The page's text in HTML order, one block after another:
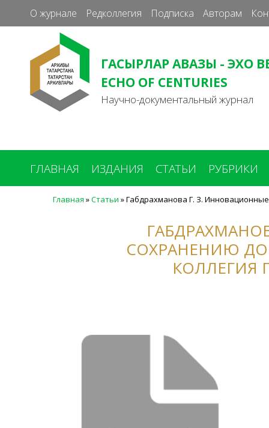
О журнале Редколлегия Подписка Авторам
ГАСЫРЛАР АВАЗЫ - ЭХО
ECHO OF CENTURIES
Научно-документальный журнал
ГЛАВНАЯ ИЗДАНИЯ СТАТЬИ РУБРИКИ
Главная »Статьи »Габдрахманова Г. З.
СОХРАНЕНИЮ
КОЛЛЕГИЯ